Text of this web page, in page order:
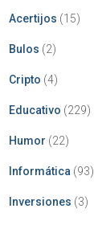
Acertijos (15)
Bulos (2)
Cripto (4)
Educativo (229)
Humor (22)
Informática(93)
Inversiones (3)